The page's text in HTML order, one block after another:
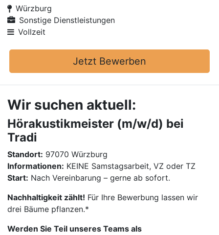
Würzburg
Sonstige Dienstleistungen
Vollzeit
Jetzt Bewerben
Wir suchen aktuell:
Hörakustikmeister (m/w/d) bei
Tradi
Standort: 97070 Würzburg
Informationen: KEINE Samstagsarbeit, VZ oder TZ
Start: Nach Vereinbarung – gerne ab sofort.
Nachhaltigkeit zählt! Für Ihre Bewerbung lassen wir
drei Bäume pflanzen.*
Werden Sie Teil unseres Teams als